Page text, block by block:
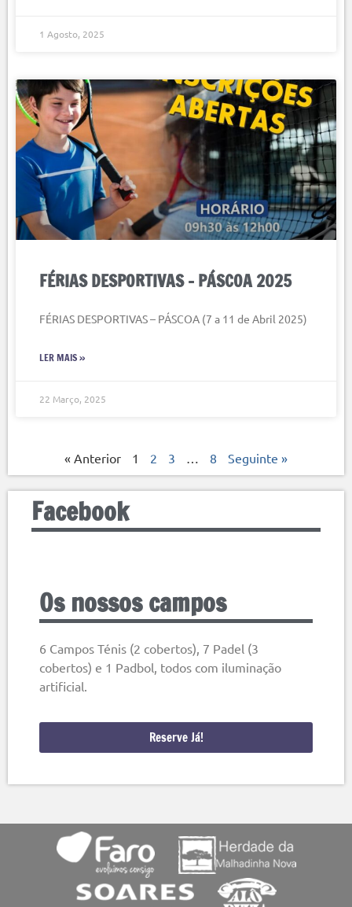
1 Agosto, 2025
FÉRIAS DESPORTIVAS – PÁSCOA 2025
FÉRIAS DESPORTIVAS – PÁSCOA (7 a 11 de Abril 2025)
LER MAIS »
22 Março, 2025
« Anterior 1 2 3 … 8 Seguinte »
Facebook
Os nossos campos
6 Campos Ténis (2 cobertos), 7 Padel (3
cobertos) e 1 Padbol, todos com iluminação
artificial.
Reserve Já!